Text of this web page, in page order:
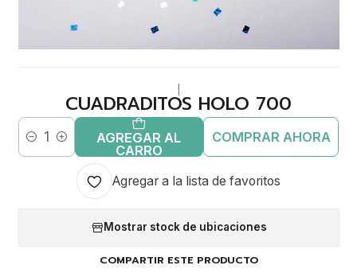
CUADRADITOS HOLO 700
Cantidad
AGREGAR AL
CARRO
COMPRAR AHORA
Agregar a la lista de favoritos
Mostrar stock de ubicaciones
COMPARTIR ESTE PRODUCTO